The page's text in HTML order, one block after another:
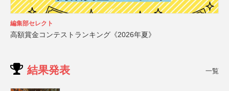
編集部セレクト
高額賞金コンテストランキング《2026年夏》
結果発表 一覧